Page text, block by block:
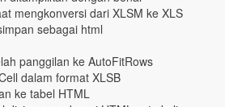
mengkonversi dari XLSM ke XLS
sebagai html
panggilan ke AutoFitRows
dalam format XLSB
ke tabel HTML